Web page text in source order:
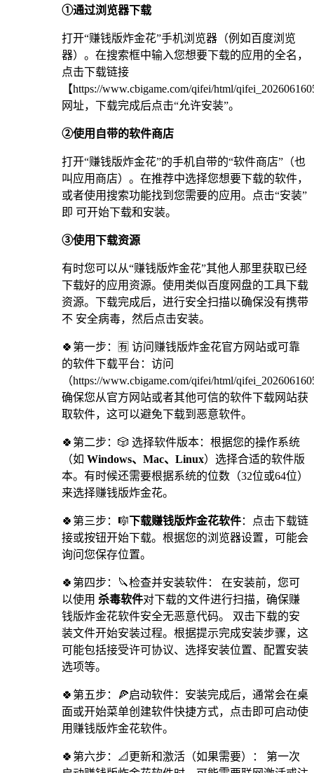
①通过浏览器下载
打开“赚钱版炸金花”手机浏览器（例如百度浏览
器）。在搜索框中输入您想要下载的应用的全名，
点击下载链接
【https://www.cbigame.com/qifei/html/
网址，下载完成后点击“允许安装”。
②使用自带的软件商店
打开“赚钱版炸金花”的手机自带的“软件商店”（也
叫应用商店）。在推荐中选择您想要下载的软件，
或者使用搜索功能找到您需要的应用。点击“安装”
即 可开始下载和安装。
③使用下载资源
有时您可以从“赚钱版炸金花”其他人那里获取已经
下载好的应用资源。使用类似百度网盘的工具下载
资源。下载完成后，进行安全扫描以确保没有携带
不 安全病毒，然后点击安装。
🍀第一步：🈶 访问赚钱版炸金花官方网站或可靠
的软件下载平台：访问
（https://www.cbigame.com/qifei/html/
确保您从官方网站或者其他可信的软件下载网站获
取软件，这可以避免下载到恶意软件。
🍀第二步：🎲 选择软件版本：根据您的操作系统
（如 Windows、Mac、Linux）选择合适的软件版
本。有时候还需要根据系统的位数（32位或64位）
来选择赚钱版炸金花。
🍀第三步：🎼下载赚钱版炸金花软件：点击下载链
接或按钮开始下载。根据您的浏览器设置，可能会
询问您保存位置。
🍀第四步：🔪检查并安装软件： 在安装前，您可
以使用 杀毒软件对下载的文件进行扫描，确保赚
钱版炸金花软件安全无恶意代码。 双击下载的安
装文件开始安装过程。根据提示完成安装步骤，这
可能包括接受许可协议、选择安装位置、配置安装
选项等。
🍀第五步：🍕启动软件：安装完成后，通常会在桌
面或开始菜单创建软件快捷方式，点击即可启动使
用赚钱版炸金花软件。
🍀第六步：📐更新和激活（如果需要）： 第一次